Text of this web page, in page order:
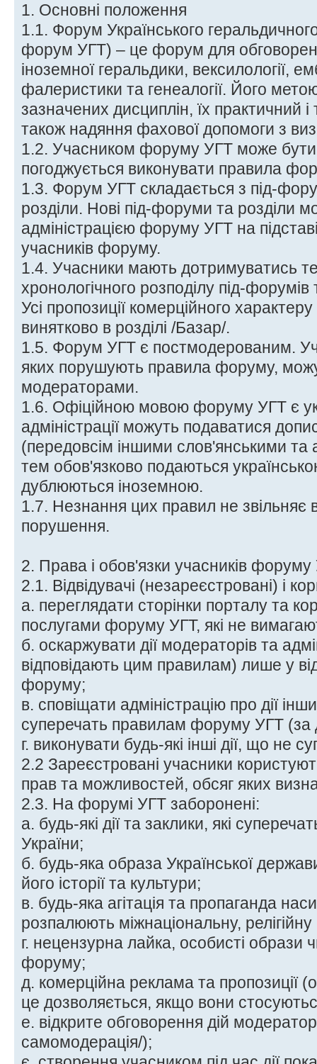
1. Основні положення
1.1. Форум Українського
форум УГТ) – це форум для
іноземної геральдики, вексилології,
фалеристики та генеалогії. Його
зазначених дисциплін, їх практичний
також надяння фахової допомоги з
1.2. Учасником форуму УГТ може бути
погоджується виконувати правила
1.3. Форум УГТ складається з під-
розділи. Нові під-форуми та розділи
адміністрацією форуму УГТ на
учасників форуму.
1.4. Учасники мають дотримуватись
хронологічного розподілу під-форумів
Усі пропозиції комерційного
винятково в розділі /Базар/.
1.5. Форум УГТ є постмодерованим.
яких порушують правила форуму,
модераторами.
1.6. Офіційною мовою форуму УГТ є
адміністрації можуть подаватися
(передовсім іншими слов'янськими та
тем обов'язково подаються
дублюються іноземною.
1.7. Незнання цих правил не звільняє
порушення.
2. Права і обов'язки учасників
2.1. Відвідувачі (незареєстровані) і
а. переглядати сторінки порталу та
послугами форуму УГТ, які не
б. оскаржувати дії модераторів та
відповідають цим правилам) лише у
форуму;
в. сповіщати адміністрацію про дії
суперечать правилам форуму УГТ (за
г. виконувати будь-які інші дії, що не
2.2 Зареєстровані учасники
прав та можливостей, обсяг яких
2.3. На форумі УГТ заборонені:
а. будь-які дії та заклики, які
України;
б. будь-яка образа Української
його історії та культури;
в. будь-яка агітація та пропаганда
розпалюють міжнаціональну,
г. нецензурна лайка, особисті образи
форуму;
д. комерційна реклама та пропозиції
це дозволяється, якщо вони
е. відкрите обговорення дій
самомодерація/);